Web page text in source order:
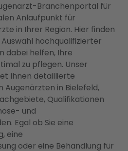
Branchenportal für
Anlaufpunkt für
in Ihrer Region. Hier finden
hochqualifizierter
dabei helfen, Ihre
zu pflegen. Unser
Ihnen detaillierte
Augenärzten in Bielefeld,
Qualifikationen
und
Egal ob Sie eine
eine
oder eine Behandlung für